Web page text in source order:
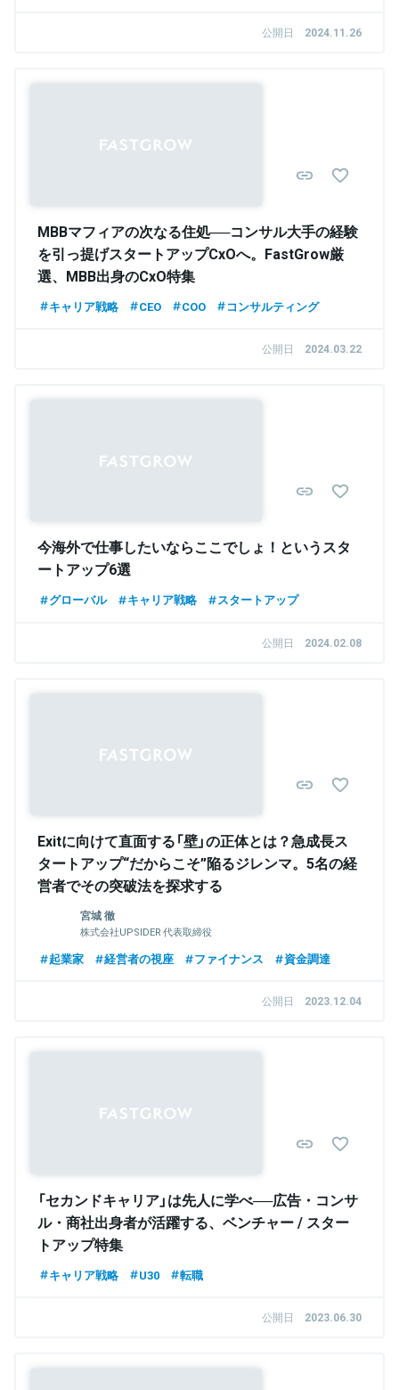
公開日 2024.11.26
MBBマフィアの次なる住処──コンサル大手の経験
を引っ提げスタートアップCxOへ。FastGrow厳
選、MBB出身のCxO特集
キャリア戦略 CEO COO コンサルティング
公開日 2024.03.22
今海外で仕事したいならここでしょ！というスタ
ートアップ6選
グローバル キャリア戦略 スタートアップ
公開日 2024.02.08
Exitに向けて直面する「壁」の正体とは？急成長ス
タートアップ“だからこそ”陥るジレンマ。5名の経
営者でその突破法を探求する
宮城 徹
株式会社UPSIDER 代表取締役
起業家 経営者の視座 ファイナンス 資金調達
公開日 2023.12.04
「セカンドキャリア」は先人に学べ──広告・コンサ
ル・商社出身者が活躍する、ベンチャー / スター
トアップ特集
キャリア戦略 U30 転職
公開日 2023.06.30